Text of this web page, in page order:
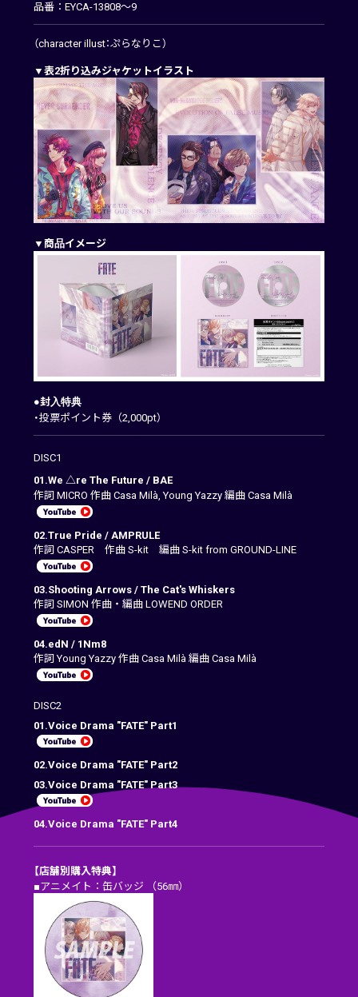
品番：EYCA-13808～9
（character illust：ぷらなりこ）
▼表2折り込みジャケットイラスト
▼商品イメージ
●封入特典
・投票ポイント券（2,000pt）
DISC1
01.We △re The Future / BAE
作詞 MICRO 作曲 Casa Milà, Young Yazzy 編曲 Casa Milà
02.True Pride / AMPRULE
作詞 CASPER 作曲 S-kit 編曲 S-kit from GROUND-LINE
03.Shooting Arrows / The Cat's Whiskers
作詞 SIMON 作曲・編曲 LOWEND ORDER
04.edN / 1Nm8
作詞 Young Yazzy 作曲 Casa Milà 編曲 Casa Milà
DISC2
01.Voice Drama "FATE" Part1
02.Voice Drama "FATE" Part2
03.Voice Drama "FATE" Part3
04.Voice Drama "FATE" Part4
【店舗別購入特典】
■アニメイト：缶バッジ （56㎜）